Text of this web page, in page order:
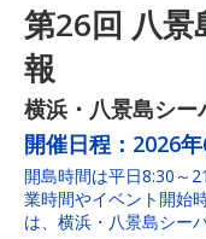
第26回 八
報
横浜・八景島シー
開催日程： 2026
開島時間は平日8:30
業時間やイベント開始
は、横浜・八景島シー